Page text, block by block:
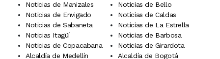
Noticias de Manizales
Noticias de Bello
Noticias de Envigado
Noticias de Caldas
Noticias de Sabaneta
Noticias de La Estrella
Noticias Itagüí
Noticias de Barbosa
Noticias de Copacabana
Noticias de Girardota
Alcaldía de Medellín
Alcaldía de Bogotá